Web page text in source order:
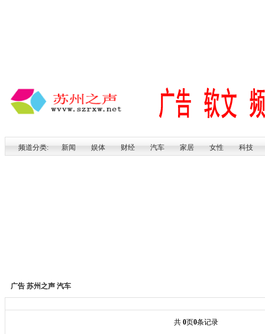
频道分类: 新闻 娱体 财经 汽车 家居 女性 科技
广告 苏州之声 汽车
共 0页0条记录